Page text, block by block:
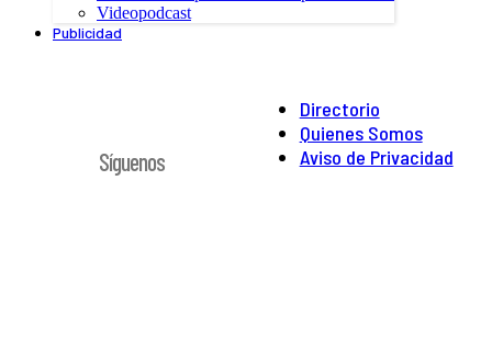
Videopodcast
Publicidad
Directorio
Quienes Somos
Aviso de Privacidad
Síguenos